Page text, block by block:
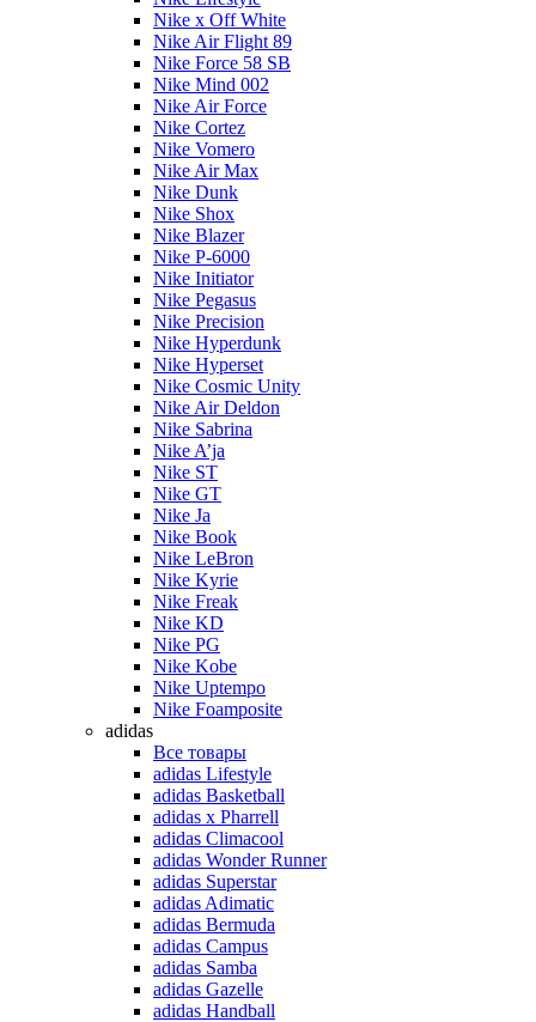
Nike x Off White
Nike Air Flight 89
Nike Force 58 SB
Nike Mind 002
Nike Air Force
Nike Cortez
Nike Vomero
Nike Air Max
Nike Dunk
Nike Shox
Nike Blazer
Nike P-6000
Nike Initiator
Nike Pegasus
Nike Precision
Nike Hyperdunk
Nike Hyperset
Nike Cosmic Unity
Nike Air Deldon
Nike Sabrina
Nike A’ja
Nike ST
Nike GT
Nike Ja
Nike Book
Nike LeBron
Nike Kyrie
Nike Freak
Nike KD
Nike PG
Nike Kobe
Nike Uptempo
Nike Foamposite
adidas
Все товары
adidas Lifestyle
adidas Basketball
adidas x Pharrell
adidas Climacool
adidas Wonder Runner
adidas Superstar
adidas Adimatic
adidas Bermuda
adidas Campus
adidas Samba
adidas Gazelle
adidas Handball